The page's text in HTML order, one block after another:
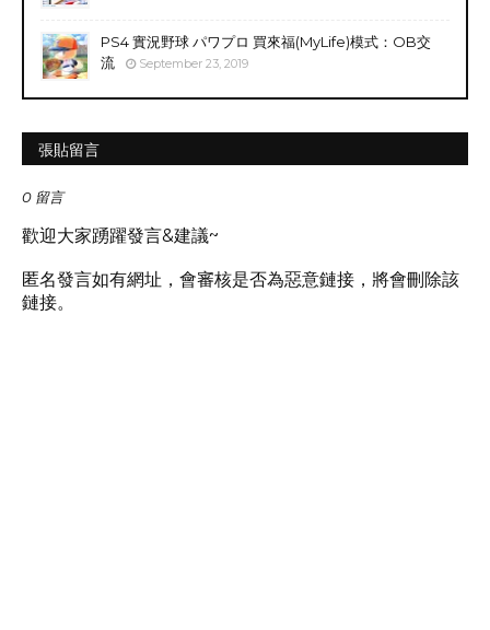
PS4 實況野球 パワプロ 買來福(MyLife)模式：OB交
流
September 23, 2019
張貼留言
0 留言
歡迎大家踴躍發言&建議~
匿名發言如有網址，會審核是否為惡意鏈接，將會刪除該
鏈接。